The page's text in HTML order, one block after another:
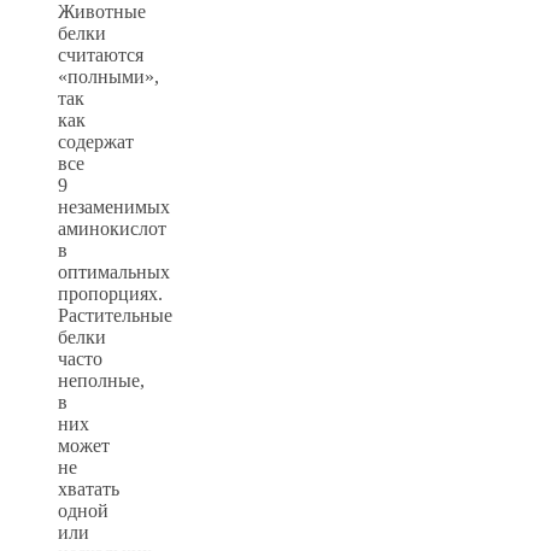
Животные
белки
считаются
«полными»,
так
как
содержат
все
9
незаменимых
аминокислот
в
оптимальных
пропорциях.
Растительные
белки
часто
неполные,
в
них
может
не
хватать
одной
или